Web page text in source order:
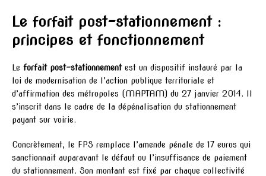
Le forfait post-stationnement :
principes et fonctionnement
Le forfait post-stationnementest un dispositif instauré par la
loi de modernisation de l’action publique territoriale et
d’affirmation des métropoles (MAPTAM) du 27 janvier 2014. Il
s’inscrit dans le cadre de la dépénalisation du stationnement
payant sur voirie.
Concrètement, le FPS remplace l’amende pénale de 17 euros qui
sanctionnait auparavant le défaut ou l’insuffisance de paiement
du stationnement. Son montant est fixé par chaque collectivité